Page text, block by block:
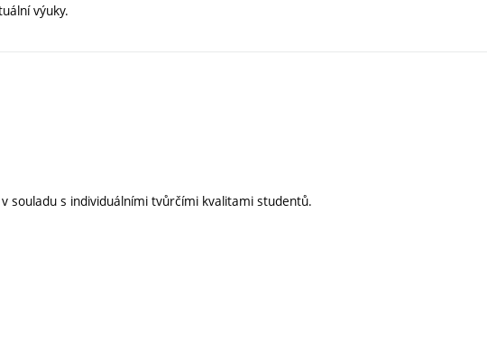
výuky.
souladu s individuálními tvůrčími kvalitami studentů.